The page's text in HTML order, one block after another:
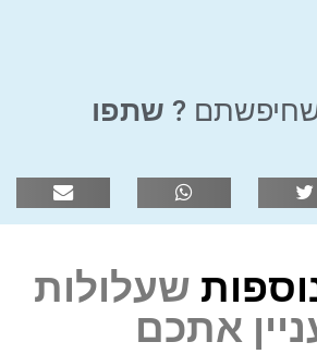
? שתפו
שעלולות
אתכם